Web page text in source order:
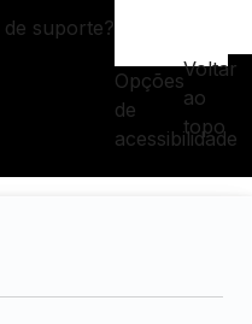
de suporte?
Opções
de
acessibilidade
Voltar
ao
topo